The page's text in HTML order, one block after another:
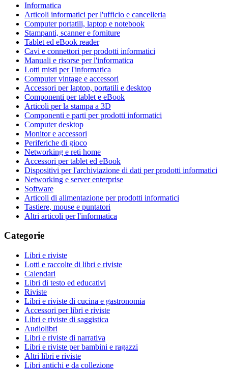
Informatica
Articoli informatici per l'ufficio e cancelleria
Computer portatili, laptop e notebook
Stampanti, scanner e forniture
Tablet ed eBook reader
Cavi e connettori per prodotti informatici
Manuali e risorse per l'informatica
Lotti misti per l'informatica
Computer vintage e accessori
Accessori per laptop, portatili e desktop
Componenti per tablet e eBook
Articoli per la stampa a 3D
Componenti e parti per prodotti informatici
Computer desktop
Monitor e accessori
Periferiche di gioco
Networking e reti home
Accessori per tablet ed eBook
Dispositivi per l'archiviazione di dati per prodotti informatici
Networking e server enterprise
Software
Articoli di alimentazione per prodotti informatici
Tastiere, mouse e puntatori
Altri articoli per l'informatica
Categorie
Libri e riviste
Lotti e raccolte di libri e riviste
Calendari
Libri di testo ed educativi
Riviste
Libri e riviste di cucina e gastronomia
Accessori per libri e riviste
Libri e riviste di saggistica
Audiolibri
Libri e riviste di narrativa
Libri e riviste per bambini e ragazzi
Altri libri e riviste
Libri antichi e da collezione